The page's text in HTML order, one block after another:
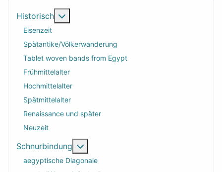
Historisch
Eisenzeit
Spätantike/Völkerwanderung
Tablet woven bands from Egypt
Frühmittelalter
Hochmittelalter
Spätmittelalter
Renaissance und später
Neuzeit
Schnurbindung
aegyptische Diagonale